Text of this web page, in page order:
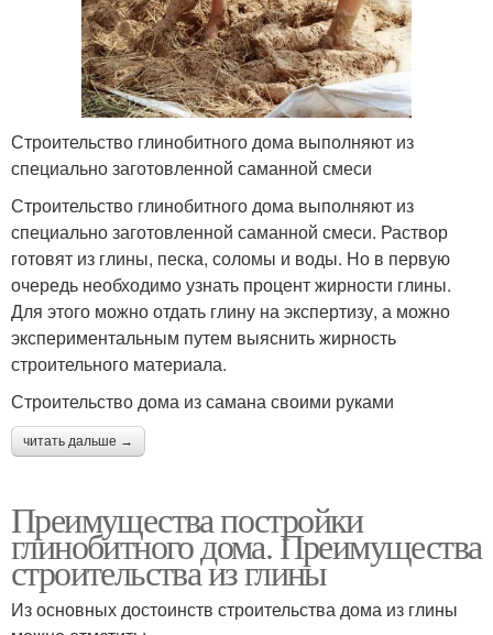
Строительство глинобитного дома выполняют из
специально заготовленной саманной смеси
Строительство глинобитного дома выполняют из
специально заготовленной саманной смеси. Раствор
готовят из глины, песка, соломы и воды. Но в первую
очередь необходимо узнать процент жирности глины.
Для этого можно отдать глину на экспертизу, а можно
экспериментальным путем выяснить жирность
строительного материала.
Строительство дома из самана своими руками
читать дальше →
Преимущества постройки
глинобитного дома. Преимущества
строительства из глины
Из основных достоинств строительства дома из глины